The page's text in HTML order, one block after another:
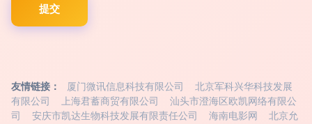
友情链接： 厦门微讯信息科技有限公司
北京军科兴华科技发展
有限公司
上海君蓄商贸有限公司
汕头市澄海区欧凯网络有限公
司
安庆市凯达生物科技发展有限责任公司 海南电影网
北京允